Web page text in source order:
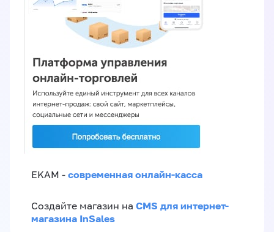
EKAM - современная онлайн-касса
Создайте магазин на CMS для интернет-
магазина InSales